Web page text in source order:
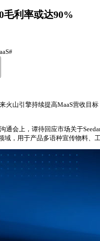
毛利率或达90%
火山引擎持续提高MaaS营收目
通会上，谭待回应市场关于
域，用于产品多语种宣传物料、